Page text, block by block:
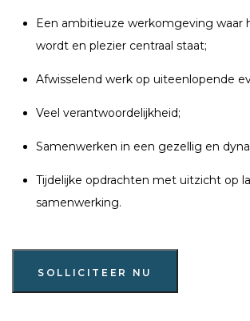
Een ambitieuze werkomgeving waar
wordt en plezier centraal staat;
Afwisselend werk op uiteenlopende
Veel verantwoordelijkheid;
Samenwerken in een gezellig en
Tijdelijke opdrachten met uitzicht op
samenwerking.
SOLLICITEER NU